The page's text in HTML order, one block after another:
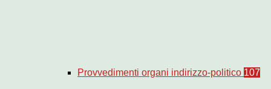
Provvedimenti organi indirizzo-politico 107